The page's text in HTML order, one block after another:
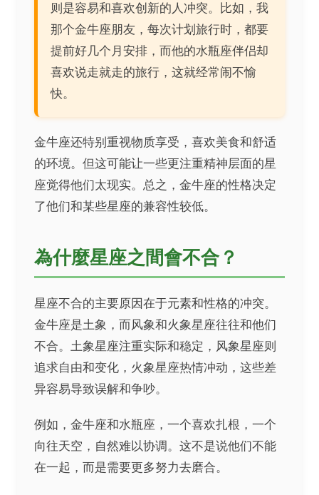
则是容易和喜欢创新的人冲突。比如，我
那个金牛座朋友，每次计划旅行时，都要
提前好几个月安排，而他的水瓶座伴侣却
喜欢说走就走的旅行，这就经常闹不愉
快。
金牛座还特别重视物质享受，喜欢美食和舒适
的环境。但这可能让一些更注重精神层面的星
座觉得他们太现实。总之，金牛座的性格决定
了他们和某些星座的兼容性较低。
為什麼星座之間會不合？
星座不合的主要原因在于元素和性格的冲突。
金牛座是土象，而风象和火象星座往往和他们
不合。土象星座注重实际和稳定，风象星座则
追求自由和变化，火象星座热情冲动，这些差
异容易导致误解和争吵。
例如，金牛座和水瓶座，一个喜欢扎根，一个
向往天空，自然难以协调。这不是说他们不能
在一起，而是需要更多努力去磨合。